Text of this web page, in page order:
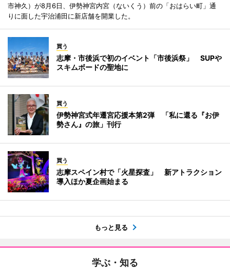
市神久）が8月6日、伊勢神宮内宮（ないくう）前の「おはらい町」通
りに面した宇治浦田に新店舗を開業した。
買う
志摩・市後浜で初のイベント「市後浜祭」 SUPや
スキムボードの聖地に
買う
伊勢神宮式年遷宮応援本第2弾 「私に還る『お伊
勢さん』の旅」刊行
買う
志摩スペイン村で「火星探査」 新アトラクション
導入ほか夏企画始まる
もっと見る
学ぶ・知る